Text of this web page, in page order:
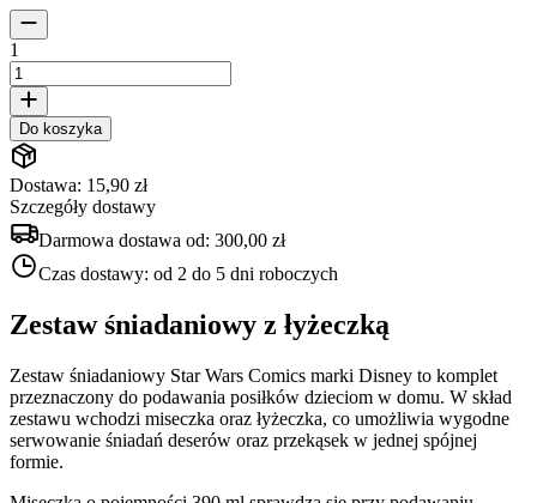
1
Do koszyka
Dostawa: 15,90 zł
Szczegóły dostawy
Darmowa dostawa od: 300,00 zł
Czas dostawy: od 2 do 5 dni roboczych
Zestaw śniadaniowy z łyżeczką
Zestaw śniadaniowy Star Wars Comics marki Disney to komplet
przeznaczony do podawania posiłków dzieciom w domu. W skład
zestawu wchodzi miseczka oraz łyżeczka, co umożliwia wygodne
serwowanie śniadań deserów oraz przekąsek w jednej spójnej
formie.